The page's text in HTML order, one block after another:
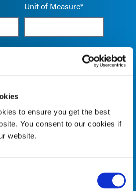
to ensure you get the best
You consent to our cookies if
website.
Unit of Measure*
Unit of Measure*
Empty
Empty